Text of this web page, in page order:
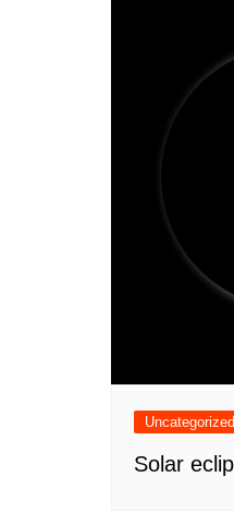
Uncategorized
Solar